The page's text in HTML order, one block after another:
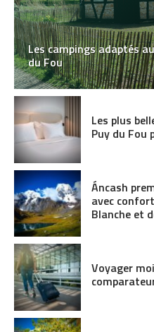
Les campings adaptés
du Fou
Les plus
Puy du Fou
Áncash
avec
Blanche et
Voyager